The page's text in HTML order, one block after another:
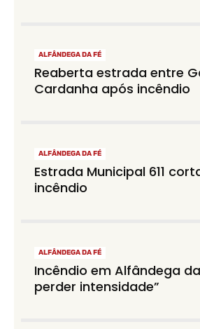
ALFÂNDEGA DA FÉ
Reaberta estrada entre
Cardanha após incêndio
ALFÂNDEGA DA FÉ
Estrada Municipal 611
incêndio
ALFÂNDEGA DA FÉ
Incêndio em Alfândega da
perder intensidade”